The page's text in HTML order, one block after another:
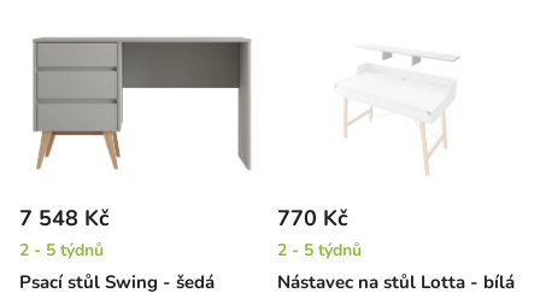
Psací stůl Swing - šedá
7 548 Kč
2 - 5 týdnů
Nástavec na stůl Lotta - bílá
770 Kč
2 - 5 týdnů